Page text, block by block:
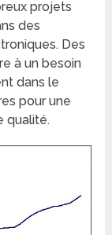
projets
des
Des
à un besoin
dans le
pour une
qualité.